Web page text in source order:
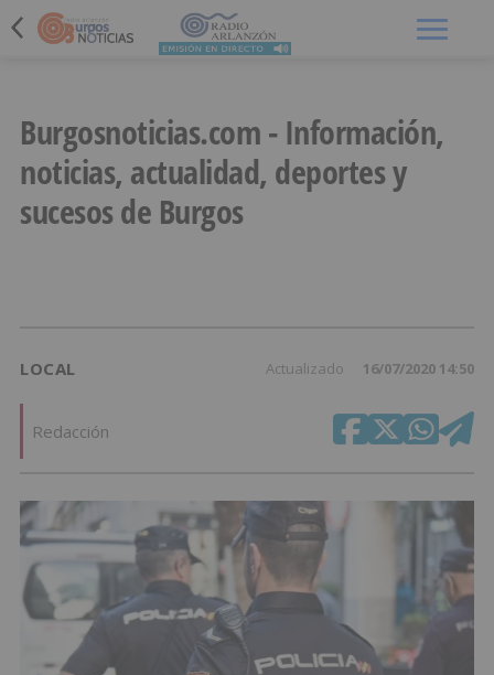
Burgosnoticias.com - Información,
noticias, actualidad, deportes y
sucesos de Burgos
LOCAL Actualizado 16/07/2020 14:50
Redacción